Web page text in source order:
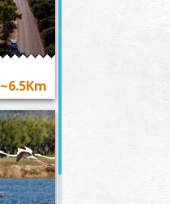
~6.5Km